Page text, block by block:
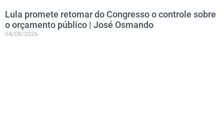
Lula promete retomar do Congresso o controle sobre
o orçamento público | José Osmando
04/08/2026